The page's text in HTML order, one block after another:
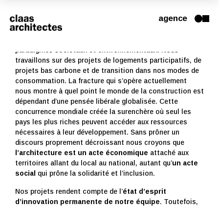
agence
Basée à Nantes,
travaillons sur des projets de logements participatifs, de
projets bas carbone et de transition dans nos modes de
consommation. La fracture qui s’opère actuellement
nous montre à quel point le monde de la construction est
dépendant d’une pensée libérale globalisée. Cette
concurrence mondiale créée la surenchère où seul les
pays les plus riches peuvent accéder aux ressources
nécessaires à leur développement. Sans prôner un
discours proprement décroissant nous croyons que
l’architecture est un acte économique attaché aux
territoires allant du local au national, autant qu’un acte
social qui prône la solidarité et l’inclusion.
Nos projets rendent compte de l’état d’esprit
d’innovation permanente de notre équipe. Toutefois,